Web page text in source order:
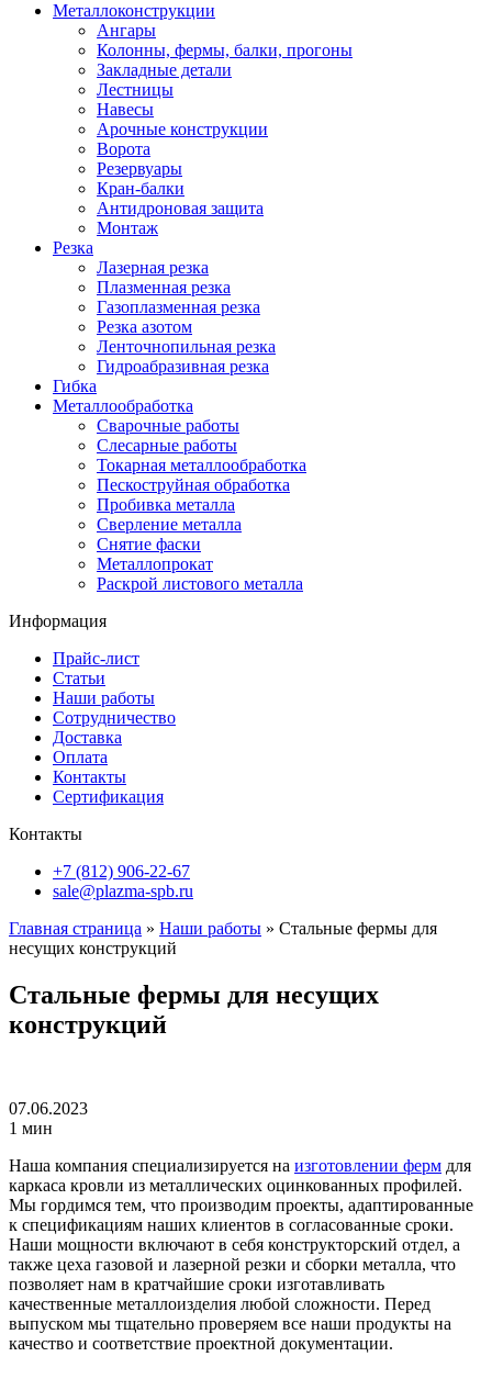
Металлоконструкции
Ангары
Колонны, фермы, балки, прогоны
Закладные детали
Лестницы
Навесы
Арочные конструкции
Ворота
Резервуары
Кран-балки
Антидроновая защита
Монтаж
Резка
Лазерная резка
Плазменная резка
Газоплазменная резка
Резка азотом
Ленточнопильная резка
Гидроабразивная резка
Гибка
Металлообработка
Сварочные работы
Слесарные работы
Токарная металлообработка
Пескоструйная обработка
Пробивка металла
Сверление металла
Снятие фаски
Металлопрокат
Раскрой листового металла
Информация
Прайс-лист
Статьи
Наши работы
Сотрудничество
Доставка
Оплата
Контакты
Сертификация
Контакты
+7 (812) 906-22-67
sale@plazma-spb.ru
Главная страница » Наши работы » Стальные фермы для
несущих конструкций
Стальные фермы для несущих
конструкций
07.06.2023
1 мин
Наша компания специализируется на изготовлении ферм для
каркаса кровли из металлических оцинкованных профилей.
Мы гордимся тем, что производим проекты, адаптированные
к спецификациям наших клиентов в согласованные сроки.
Наши мощности включают в себя конструкторский отдел, а
также цеха газовой и лазерной резки и сборки металла, что
позволяет нам в кратчайшие сроки изготавливать
качественные металлоизделия любой сложности. Перед
выпуском мы тщательно проверяем все наши продукты на
качество и соответствие проектной документации.